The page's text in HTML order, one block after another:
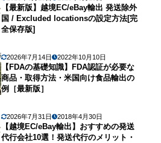
【最新版】越境EC/eBay輸出 発送除外
国 / Excluded locationsの設定方法[完
全保存版]
2026年7月14日 2022年10月10日
【FDAの基礎知識】FDA認証が必要な
商品・取得方法・米国向け食品輸出の
例［最新版］
2026年7月31日 2018年4月30日
【越境EC/eBay輸出】おすすめの発送
代行会社10選！発送代行のメリット・